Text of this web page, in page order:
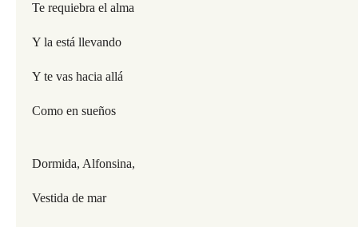
Te requiebra el alma
Y la está llevando
Y te vas hacia allá
Como en sueños
Dormida, Alfonsina,
Vestida de mar